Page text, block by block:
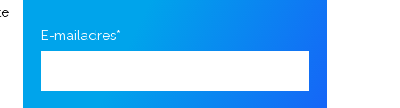
E-mailadres*